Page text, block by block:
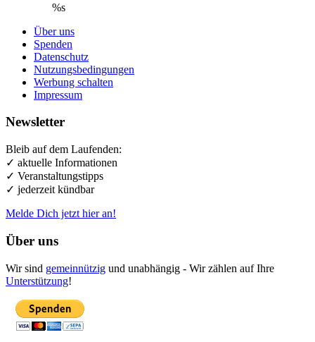
%s
Über uns
Spenden
Datenschutz
Nutzungsbedingungen
Werbung schalten
Impressum
Newsletter
Bleib auf dem Laufenden:
✓ aktuelle Informationen
✓ Veranstaltungstipps
✓ jederzeit kündbar
Melde Dich jetzt hier an!
Über uns
Wir sind gemeinnützig und unabhängig - Wir zählen auf Ihre
Unterstützung!